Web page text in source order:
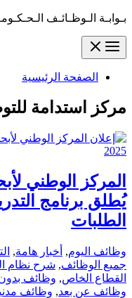
بـوابـة الـوظـائـف
الصفحة الرئيسية
مركز استدامة
المركز الوطني
يُطلق برنامج
الطلبات
وظائف اليوم, أخبار هامة,
جميع الوظائف, شرح نظام
القطاع الخاص, وظائف
وظائف عن بعد, وظائف